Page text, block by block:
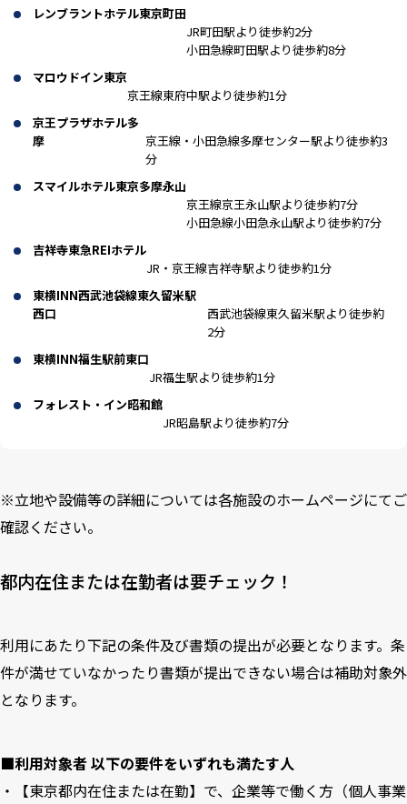
レンブラントホテル東京町田
JR町田駅より徒歩約2分
小田急線町田駅より徒歩約8分
マロウドイン東京
京王線東府中駅より徒歩約1分
京王プラザホテル多
摩
京王線・小田急線多摩センター駅より徒歩約3
分
スマイルホテル東京多摩永山
京王線京王永山駅より徒歩約7分
小田急線小田急永山駅より徒歩約7分
吉祥寺東急REIホテル
JR・京王線吉祥寺駅より徒歩約1分
東横INN西武池袋線東久留米駅
西口
西武池袋線東久留米駅より徒歩約
2分
東横INN福生駅前東口
JR福生駅より徒歩約1分
フォレスト・イン昭和館
JR昭島駅より徒歩約7分
※立地や設備等の詳細については各施設のホームページにてご
確認ください。
都内在住または在勤者は要チェック！
利用にあたり下記の条件及び書類の提出が必要となります。条
件が満せていなかったり書類が提出できない場合は補助対象外
となります。
■利用対象者 以下の要件をいずれも満たす人
・【東京都内在住または在勤】で、企業等で働く方（個人事業